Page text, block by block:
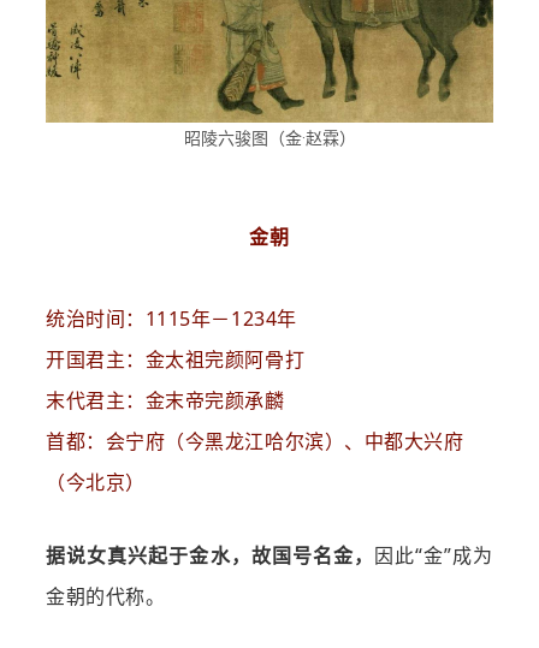
昭陵六骏图（金·赵霖）
金朝
统治时间：1115年－1234年
开国君主：金太祖完颜阿骨打
末代君主：金末帝完颜承麟
首都：会宁府（今黑龙江哈尔滨）、中都大兴府
（今北京）
据说女真兴起于金水，故国号名金， 因此“金”成为
金朝的代称。